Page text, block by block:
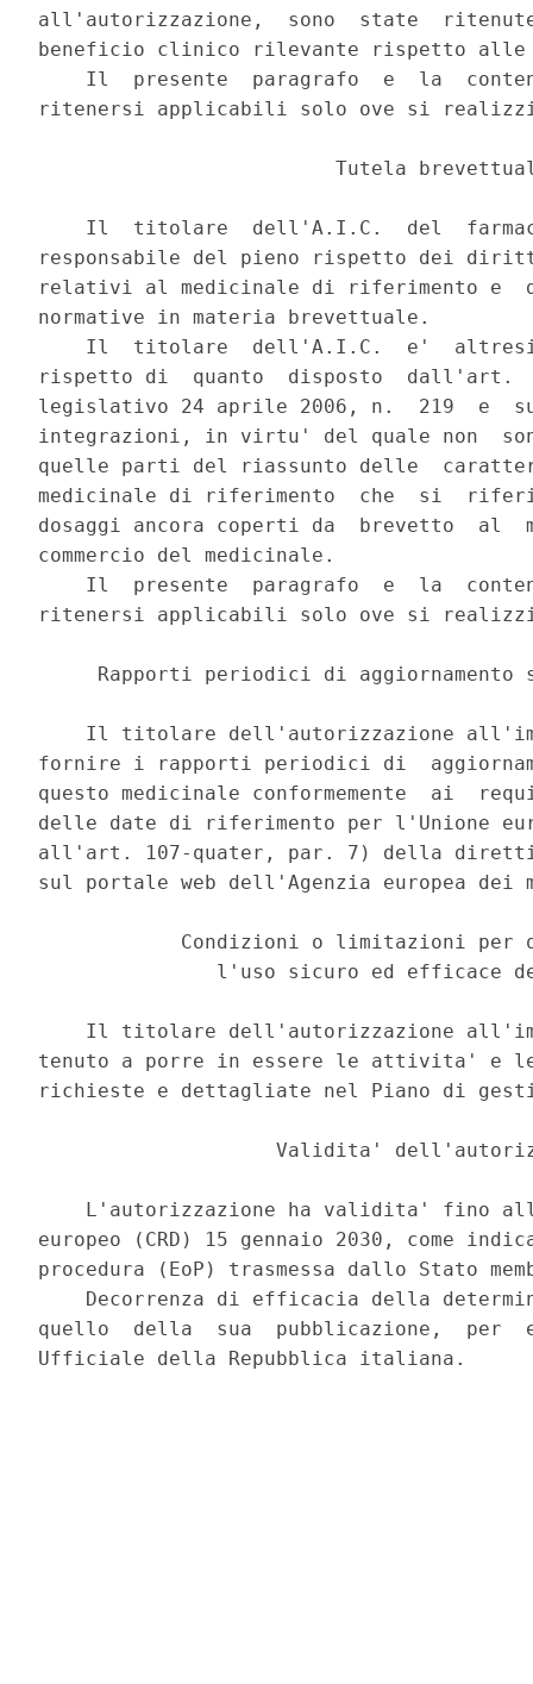
all'autorizzazione,  sono  state
beneficio clinico rilevante rispetto
Il  presente  paragrafo  e  la
ritenersi applicabili solo ove si
Tutela
Il  titolare  dell'A.I.C.  del
responsabile del pieno rispetto dei
relativi al medicinale di riferimento e
normative in materia brevettuale.
Il  titolare  dell'A.I.C.  e'
rispetto di  quanto  disposto  dall'art.
legislativo 24 aprile 2006, n.  219  e
integrazioni, in virtu' del quale non
quelle parti del riassunto delle
medicinale di riferimento  che  si
dosaggi ancora coperti da  brevetto  al
commercio del medicinale.
Il  presente  paragrafo  e  la
ritenersi applicabili solo ove si
Rapporti periodici di aggiornamento
Il titolare dell'autorizzazione
fornire i rapporti periodici di
questo medicinale conformemente  ai
delle date di riferimento per l'Unione
all'art. 107-quater, par. 7) della
sul portale web dell'Agenzia europea
Condizioni o limitazioni per
l'uso sicuro ed efficace
Il titolare dell'autorizzazione
tenuto a porre in essere le attivita' e
richieste e dettagliate nel Piano di
Validita'
L'autorizzazione ha validita' fino
europeo (CRD) 15 gennaio 2030, come
procedura (EoP) trasmessa dallo Stato
Decorrenza di efficacia della
quello  della  sua  pubblicazione,  per